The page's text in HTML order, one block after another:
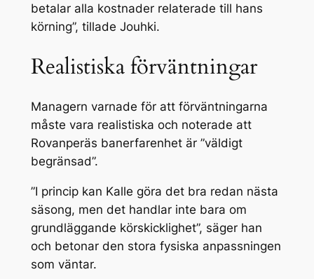
betalar alla kostnader relaterade till hans
körning”, tillade Jouhki.
Realistiska förväntningar
Managern varnade för att förväntningarna
måste vara realistiska och noterade att
Rovanperäs banerfarenhet är ”väldigt
begränsad”.
”I princip kan Kalle göra det bra redan nästa
säsong, men det handlar inte bara om
grundläggande körskicklighet”, säger han
och betonar den stora fysiska anpassningen
som väntar.